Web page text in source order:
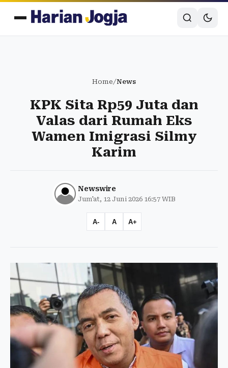
Home/News
KPK Sita Rp59 Juta dan
Valas dari Rumah Eks
Wamen Imigrasi Silmy
Karim
Newswire
Jum'at, 12 Juni 2026 16:57 WIB
A- A A+